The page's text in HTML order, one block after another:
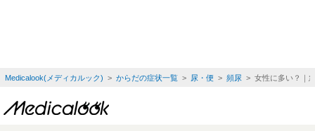
Medicalook(メディカルック) > からだの症状一覧> 尿・便> 頻尿 > 女性に多い？｜